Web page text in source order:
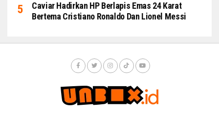
Caviar Hadirkan HP Berlapis Emas 24 Karat
Bertema Cristiano Ronaldo Dan Lionel Messi